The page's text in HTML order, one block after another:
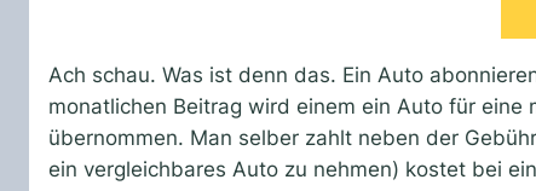
Ach schau. Was ist denn das. Ein Auto
monatlichen Beitrag wird einem ein Auto für
übernommen. Man selber zahlt neben der
ein vergleichbares Auto zu nehmen) kostet bei